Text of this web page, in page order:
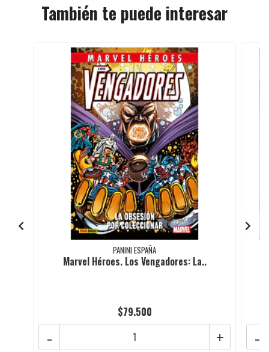
También te puede interesar
PANINI ESPAÑA
Marvel Héroes. Los Vengadores: La..
$79.500
+
- -